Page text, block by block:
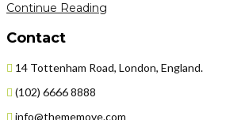
Continue Reading
Contact
14 Tottenham Road, London, England.
(102) 6666 8888
info@thememove.com